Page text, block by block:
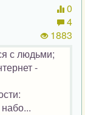
0
4
1883
с людьми;
-